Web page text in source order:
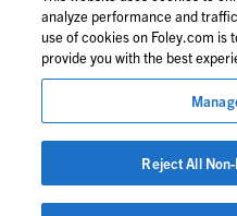
© 2026 福里尔·拉德纳律师
律师广告
图片中的人物可能并非福
analyze performance and
use of cookies on Foley.com is
provide you with the best
Reject All